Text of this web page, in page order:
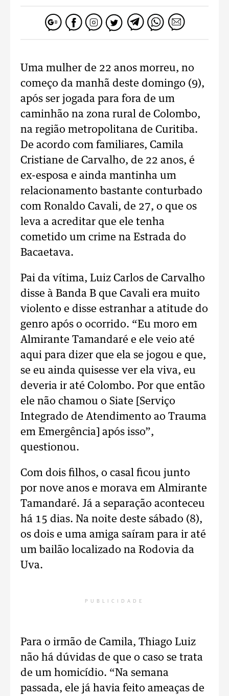
Uma mulher de 22 anos morreu, no
começo da manhã deste domingo (9),
após ser jogada para fora de um
caminhão na zona rural de Colombo,
na região metropolitana de Curitiba.
De acordo com familiares, Camila
Cristiane de Carvalho, de 22 anos, é
ex-esposa e ainda mantinha um
relacionamento bastante conturbado
com Ronaldo Cavali, de 27, o que os
leva a acreditar que ele tenha
cometido um crime na Estrada do
Bacaetava.
Pai da vítima, Luiz Carlos de Carvalho
disse à Banda B que Cavali era muito
violento e disse estranhar a atitude do
genro após o ocorrido. “Eu moro em
Almirante Tamandaré e ele veio até
aqui para dizer que ela se jogou e que,
se eu ainda quisesse ver ela viva, eu
deveria ir até Colombo. Por que então
ele não chamou o Siate [Serviço
Integrado de Atendimento ao Trauma
em Emergência] após isso”,
questionou.
Com dois filhos, o casal ficou junto
por nove anos e morava em Almirante
Tamandaré. Já a separação aconteceu
há 15 dias. Na noite deste sábado (8),
os dois e uma amiga saíram para ir até
um bailão localizado na Rodovia da
Uva.
PUBLICIDADE
Para o irmão de Camila, Thiago Luiz
não há dúvidas de que o caso se trata
de um homicídio. “Na semana
passada, ele já havia feito ameaças de